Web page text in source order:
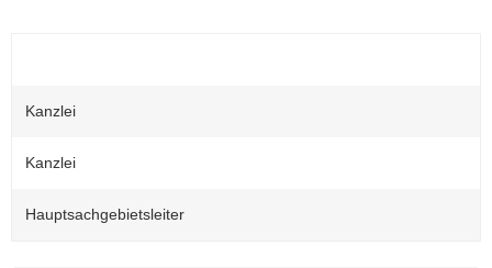
Kanzlei
Kanzlei
Hauptsachgebietsleiter